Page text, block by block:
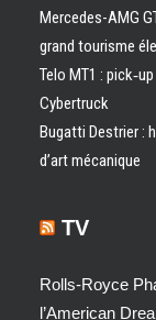
Mercedes-AMG
grand tourisme
Telo MT1 :
Cybertruck
Bugatti Destrier :
d’art mécanique
TV
Rolls-Royce
l’American